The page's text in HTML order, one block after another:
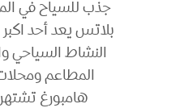
جذب للسياح في
بلاتس يعد أحد
النشاط السياحي
المطاعم
هامبورغ تشتهر